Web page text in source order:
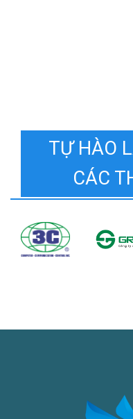
TỰ HÀO
CÁC